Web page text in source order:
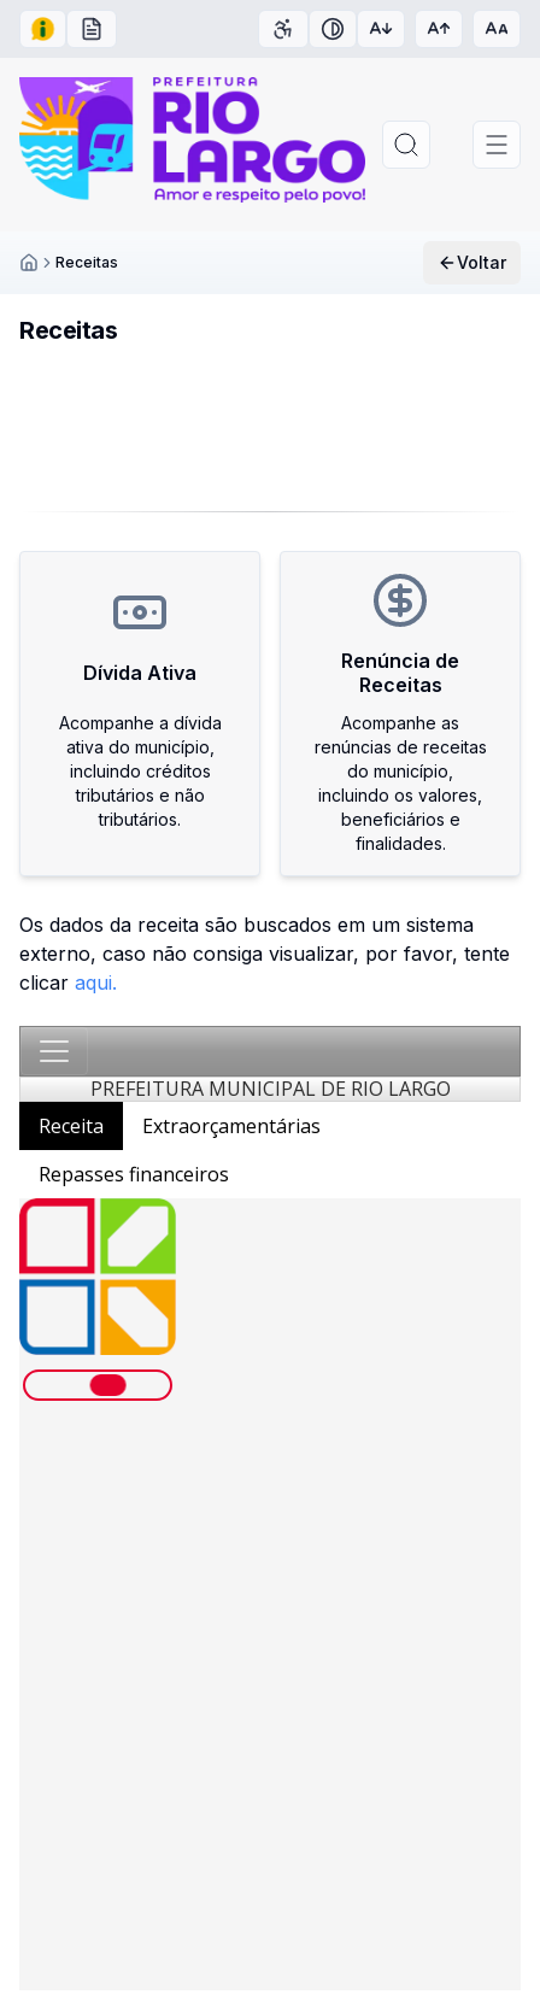
Acesso à Informação
Carta de Serviços Acessibilidade
Contraste
Receitas Voltar
Receitas
Dívida Ativa
Acompanhe a dívida
ativa do município,
incluindo créditos
tributários e não
tributários.
Renúncia de
Receitas
Acompanhe as
renúncias de receitas
do município,
incluindo os valores,
beneficiários e
finalidades.
Os dados da receita são buscados em um sistema
externo, caso não consiga visualizar, por favor, tente
clicar aqui.